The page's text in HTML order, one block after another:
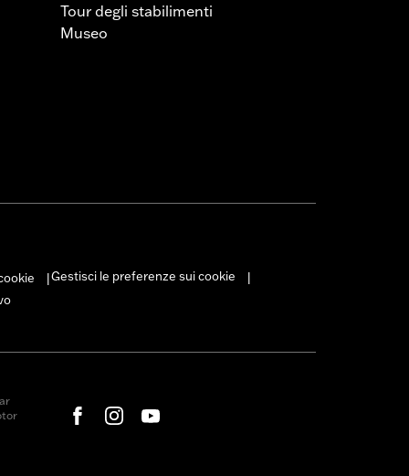
Tour degli stabilimenti
Museo
Gestisci le preferenze sui cookie